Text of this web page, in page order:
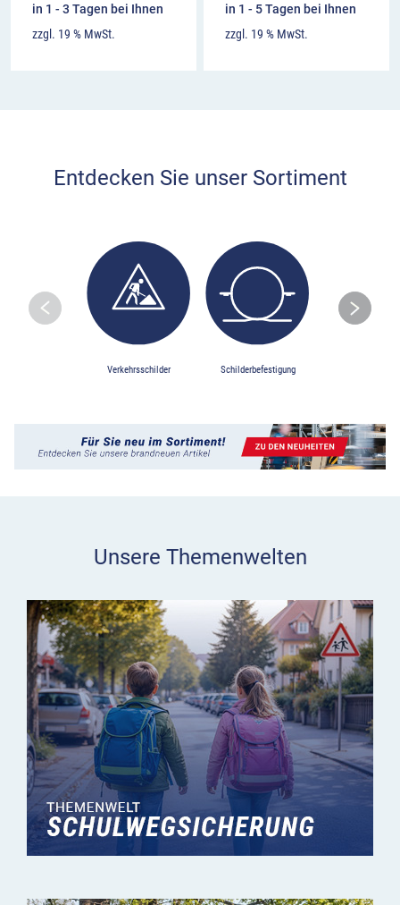
in 1 - 3 Tagen bei Ihnen
zzgl. 19 % MwSt.
in 1 - 5 Tagen bei Ihnen
zzgl. 19 % MwSt.
Entdecken Sie unser Sortiment
Skip to
Verkehrsschilder Schilderbefestigung
Unsere Themenwelten